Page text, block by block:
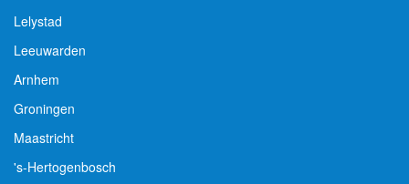
Lelystad
Leeuwarden
Arnhem
Groningen
Maastricht
's-Hertogenbosch